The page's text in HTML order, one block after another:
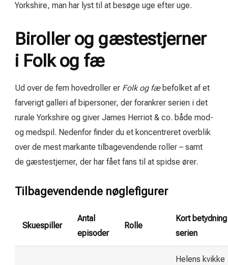
Yorkshire, man har lyst til at besøge uge efter uge.
Biroller og gæstestjerner
i Folk og fæ
Ud over de fem hovedroller er Folk og fæbefolket af et
farverigt galleri af bipersoner, der forankrer serien i det
rurale Yorkshire og giver James Herriot & co. både mod-
og medspil. Nedenfor finder du et koncentreret overblik
over de mest markante tilbagevendende roller – samt
de gæstestjerner, der har fået fans til at spidse ører.
Tilbagevendende nøglefigurer
Skuespiller
Antal
episoder
Rolle
Kort
serien
Helens kvikke